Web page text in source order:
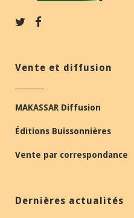
Vente et diffusion
MAKASSAR Diffusion
Éditions Buissonnières
Vente par correspondance
Dernières actualités